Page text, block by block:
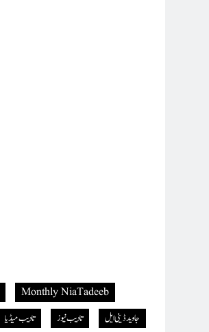
Monthly NiaTadeeb
تادیب میڈیا تادیب نیوز
جاوید ڈینی ایل